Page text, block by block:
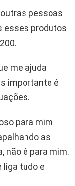
pessoas
esses produtos
me ajuda
importante é
para mim
as
não é para mim.
liga tudo e